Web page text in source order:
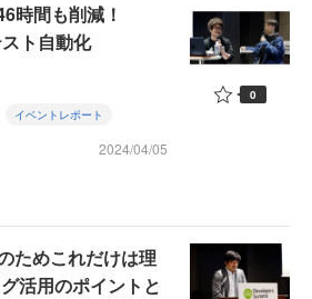
時間も削減！
ト自動化
イベントレポート
2024/04/05
0
ためこれだけは理
活用のポイントと